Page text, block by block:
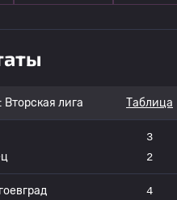
Вторская лига Таблица
3
2
4